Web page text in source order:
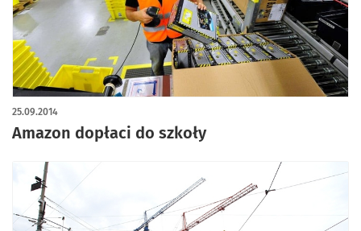
Amazon dopłaci do szkoły
25.09.2014